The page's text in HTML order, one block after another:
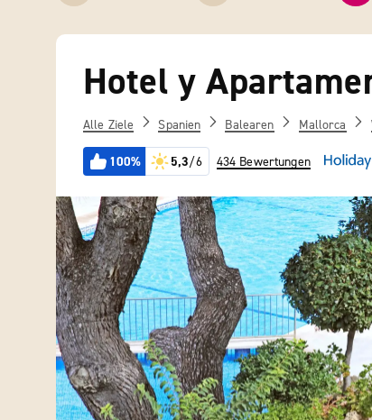
Hotel y
Alle Ziele Spanien Balearen Mallorca
100% 5,3/6 434 Bewertungen